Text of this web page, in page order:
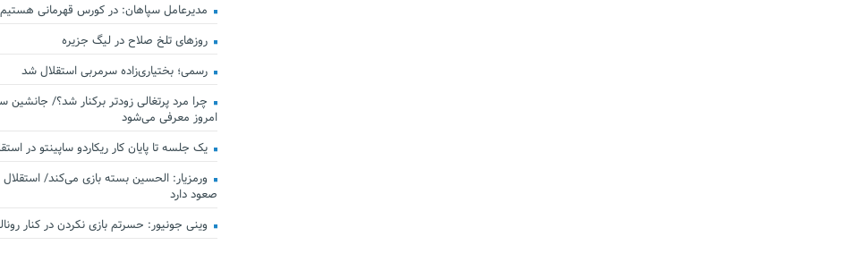
مدیرعامل سپاهان: در کورس قهرمانی هستیم
روزهای تلخ صلاح در لیگ جزیره
رسمی؛ بختیاری‌زاده سرمربی استقلال شد
چرا مرد پرتغالی زودتر برکنار شد؟/ جانشین
امروز معرفی می‌شود
یک جلسه تا پایان کار ریکاردو ساپینتو در
ورمزیار: الحسین بسته بازی می‌کند/
صعود دارد
وینی جونیور: حسرتم بازی نکردن در کنار